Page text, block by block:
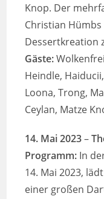
Knop. Der
Christian
Dessertkreation
Gäste:
Heindle,
Loona, Trong,
Ceylan, Matze
14. Mai 2023–
Programm: In
14. Mai 2023,
einer großen